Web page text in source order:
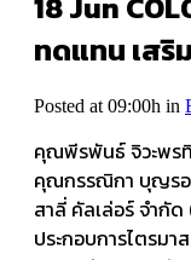
ทดแทน เสริ
Posted at 09:00h in
คุณพีรพันธ์ จิวะพร
คุณกรรณิกา บุญรอ
สาลี่ คัลเล่อร์ จำกั
ประกอบการไตรมา